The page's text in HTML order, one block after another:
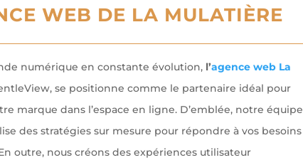
WEB DE LA MULATIÈRE
numérique en constante évolution, l’agence web La
se positionne comme le partenaire idéal pour
marque dans l’espace en ligne. D’emblée, notre équipe
des stratégies sur mesure pour répondre à vos besoins
outre, nous créons des expériences utilisateur